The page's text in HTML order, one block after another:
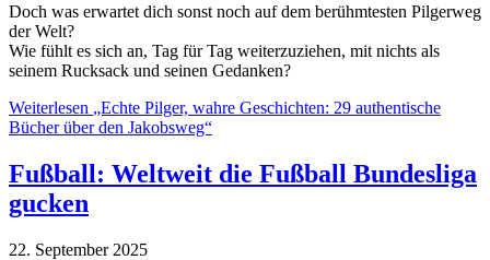
Doch was erwartet dich sonst noch auf dem berühmtesten Pilgerweg
der Welt?
Wie fühlt es sich an, Tag für Tag weiterzuziehen, mit nichts als
seinem Rucksack und seinen Gedanken?
Weiterlesen „Echte Pilger, wahre Geschichten: 29 authentische
Bücher über den Jakobsweg“
Fußball: Weltweit die Fußball Bundesliga
gucken
22. September 2025